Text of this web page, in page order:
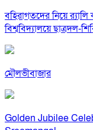
বহিরাগতদের নিয়ে
বিশ্ববিদ্যালয়ে ছাত্রদল-
মৌলভীবাজার
Golden Jubilee